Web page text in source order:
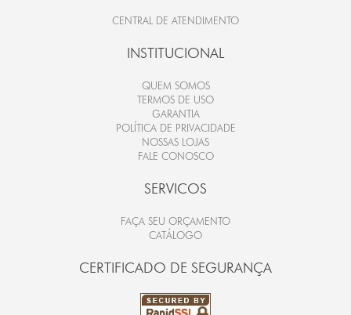
CENTRAL DE ATENDIMENTO
INSTITUCIONAL
QUEM SOMOS
TERMOS DE USO
GARANTIA
POLÍTICA DE PRIVACIDADE
NOSSAS LOJAS
FALE CONOSCO
SERVICOS
FAÇA SEU ORÇAMENTO
CATÁLOGO
CERTIFICADO DE SEGURANÇA